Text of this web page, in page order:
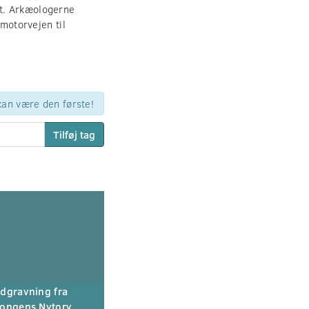
Arkæologerne
til
være den første!
Tilføj tag
fra
Nytorv